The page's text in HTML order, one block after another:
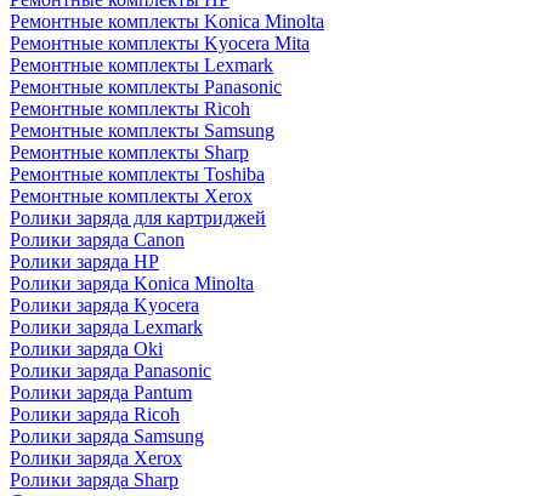
Ремонтные комплекты Konica Minolta
Ремонтные комплекты Kyocera Mita
Ремонтные комплекты Lexmark
Ремонтные комплекты Panasonic
Ремонтные комплекты Ricoh
Ремонтные комплекты Samsung
Ремонтные комплекты Sharp
Ремонтные комплекты Toshiba
Ремонтные комплекты Xerox
Ролики заряда для картриджей
Ролики заряда Canon
Ролики заряда HP
Ролики заряда Konica Minolta
Ролики заряда Kyocera
Ролики заряда Lexmark
Ролики заряда Oki
Ролики заряда Panasonic
Ролики заряда Pantum
Ролики заряда Ricoh
Ролики заряда Samsung
Ролики заряда Xerox
Ролики заряда Sharp